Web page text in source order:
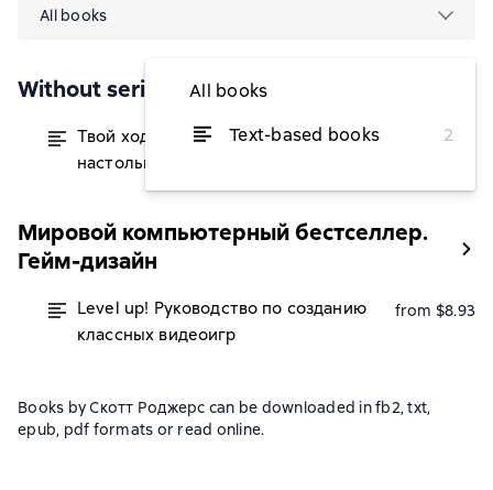
All books
All books
Text-based books
2
Without series
Твой ход! Руководство по созданию
настольных игр
from $9.37
Мировой компьютерный бестселлер.
Гейм-дизайн
Level up! Руководство по созданию
классных видеоигр
from $8.93
Books by Скотт Роджерс can be downloaded in fb2, txt,
epub, pdf formats or read online.